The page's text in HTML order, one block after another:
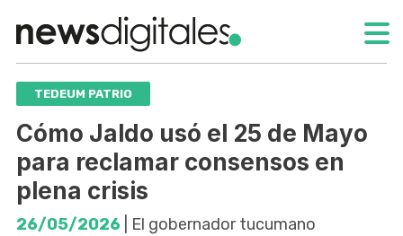
TEDEUM PATRIO
Cómo Jaldo usó el 25 de Mayo
para reclamar consensos en
plena crisis
26/05/2026 | El gobernador tucumano